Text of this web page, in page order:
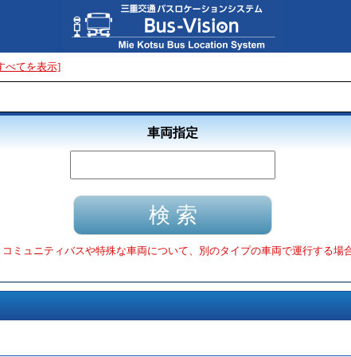
べてを表示]
車両指定
ミュニティバスや特殊な車両について、別のタイプの車両で運行する場